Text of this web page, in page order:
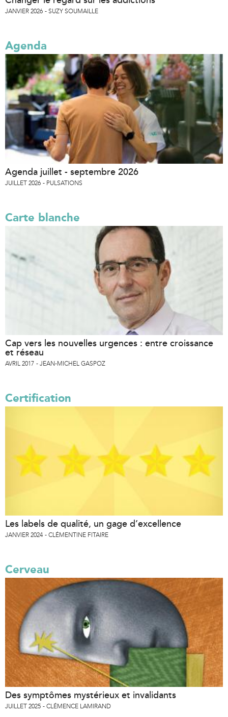
JANVIER 2026 SUZY SOUMAILLE
Agenda
Agenda juillet - septembre 2026
JUILLET 2026 PULSATIONS
Carte blanche
Cap vers les nouvelles urgences : entre croissance
et réseau
AVRIL 2017 JEAN-MICHEL GASPOZ
Certification
Les labels de qualité, un gage d’excellence
JANVIER 2024 CLÉMENTINE FITAIRE
Cerveau
Des symptômes mystérieux et invalidants
JUILLET 2025 CLÉMENCE LAMIRAND